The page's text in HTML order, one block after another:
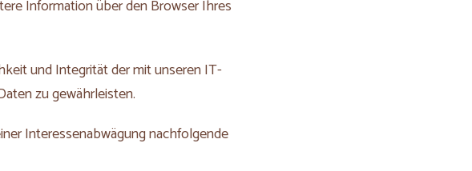
Information über den Browser Ihres
und Integrität der mit unseren IT-
zu gewährleisten.
Interessenabwägung nachfolgende